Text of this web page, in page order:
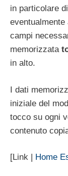
in particolare
campi
memorizzata
in alto.
I dati
iniziale del
tocco su ogni
contenuto
[Link | Home